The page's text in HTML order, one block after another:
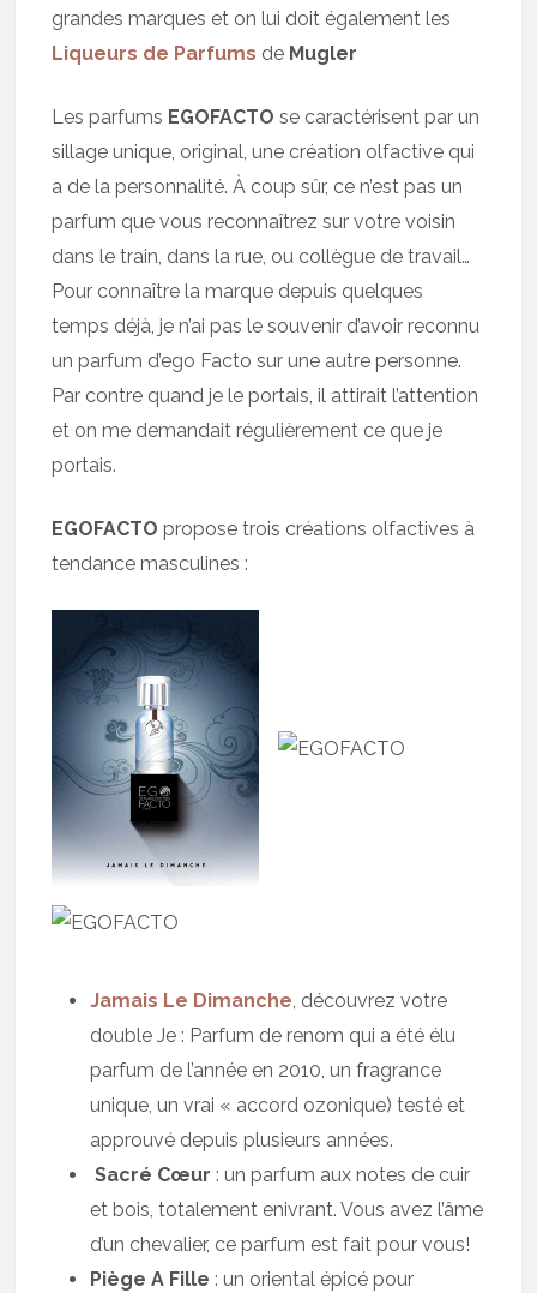
grandes marques et on lui doit également les
Liqueurs de Parfums de Mugler
Les parfums EGOFACTO se caractérisent par un
sillage unique, original, une création olfactive qui
a de la personnalité. À coup sûr, ce n’est pas un
parfum que vous reconnaîtrez sur votre voisin
dans le train, dans la rue, ou collègue de travail…
Pour connaître la marque depuis quelques
temps déjà, je n’ai pas le souvenir d’avoir reconnu
un parfum d’ego Facto sur une autre personne.
Par contre quand je le portais, il attirait l’attention
et on me demandait régulièrement ce que je
portais.
EGOFACTO propose trois créations olfactives à
tendance masculines :
Jamais Le Dimanche, découvrez votre
double Je : Parfum de renom qui a été élu
parfum de l’année en 2010, un fragrance
unique, un vrai « accord ozonique) testé et
approuvé depuis plusieurs années.
Sacré Cœur : un parfum aux notes de cuir
et bois, totalement enivrant. Vous avez l’âme
d’un chevalier, ce parfum est fait pour vous!
Piège A Fille : un oriental épicé pour